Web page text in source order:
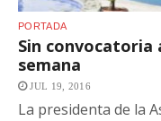
PORTADA
Sin convocatoria
semana
JUL 19, 2016
La presidenta de la